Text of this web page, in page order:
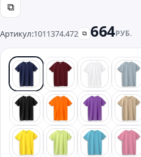
⧉
Артикул:1011374.472 ⧉ 664РУБ.
синий красный белый
черный оранжевый
лимонныйзеленый